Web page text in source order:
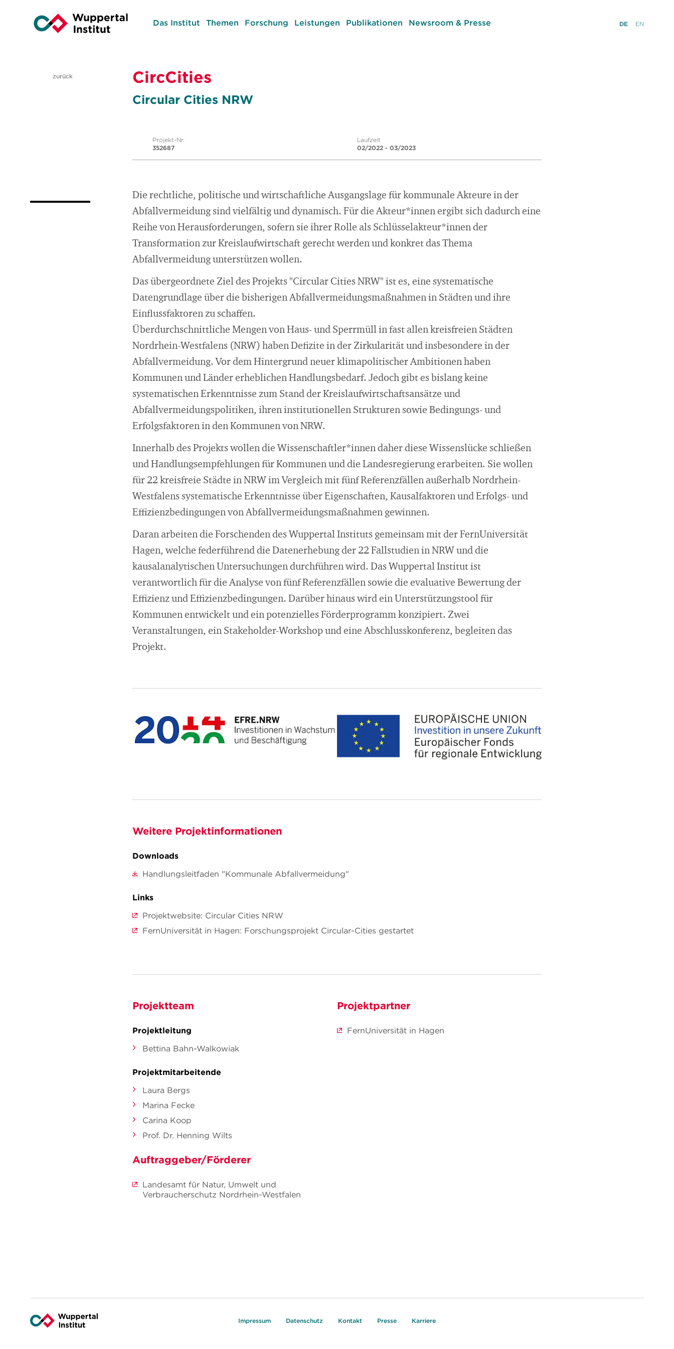
Das Institut Themen Forschung Leistungen Publikationen Newsroom & Presse DE EN
zurück CircCities
Circular Cities NRW
Projekt-Nr.
352687
Laufzeit
02/2022 - 03/2023
Die rechtliche, politische und wirtschaftliche Ausgangslage für kommunale Akteure in der
Abfallvermeidung sind vielfältig und dynamisch. Für die Akteur*innen ergibt sich dadurch eine
Reihe von Herausforderungen, sofern sie ihrer Rolle als Schlüsselakteur*innen der
Transformation zur Kreislaufwirtschaft gerecht werden und konkret das Thema
Abfallvermeidung unterstützen wollen.
Das übergeordnete Ziel des Projekts "Circular Cities NRW" ist es, eine systematische
Datengrundlage über die bisherigen Abfallvermeidungsmaßnahmen in Städten und ihre
Einflussfaktoren zu schaffen.
Überdurchschnittliche Mengen von Haus- und Sperrmüll in fast allen kreisfreien Städten
Nordrhein-Westfalens (NRW) haben Defizite in der Zirkularität und insbesondere in der
Abfallvermeidung. Vor dem Hintergrund neuer klimapolitischer Ambitionen haben
Kommunen und Länder erheblichen Handlungsbedarf. Jedoch gibt es bislang keine
systematischen Erkenntnisse zum Stand der Kreislaufwirtschaftsansätze und
Abfallvermeidungspolitiken, ihren institutionellen Strukturen sowie Bedingungs- und
Erfolgsfaktoren in den Kommunen von NRW.
Innerhalb des Projekts wollen die Wissenschaftler*innen daher diese Wissenslücke schließen
und Handlungsempfehlungen für Kommunen und die Landesregierung erarbeiten. Sie wollen
für 22 kreisfreie Städte in NRW im Vergleich mit fünf Referenzfällen außerhalb Nordrhein-
Westfalens systematische Erkenntnisse über Eigenschaften, Kausalfaktoren und Erfolgs- und
Effizienzbedingungen von Abfallvermeidungsmaßnahmen gewinnen.
Daran arbeiten die Forschenden des Wuppertal Instituts gemeinsam mit der FernUniversität
Hagen, welche federführend die Datenerhebung der 22 Fallstudien in NRW und die
kausalanalytischen Untersuchungen durchführen wird. Das Wuppertal Institut ist
verantwortlich für die Analyse von fünf Referenzfällen sowie die evaluative Bewertung der
Effizienz und Effizienzbedingungen. Darüber hinaus wird ein Unterstützungstool für
Kommunen entwickelt und ein potenzielles Förderprogramm konzipiert. Zwei
Veranstaltungen, ein Stakeholder-Workshop und eine Abschlusskonferenz, begleiten das
Projekt.
Weitere Projektinformationen
Downloads
Handlungsleitfaden "Kommunale Abfallvermeidung"
Links
Projektwebsite: Circular Cities NRW
FernUniversität in Hagen: Forschungsprojekt Circular-Cities gestartet
Projektteam
Projektleitung
Bettina Bahn-Walkowiak
Projektmitarbeitende
Laura Bergs
Marina Fecke
Carina Koop
Prof. Dr. Henning Wilts
Auftraggeber/Förderer
Landesamt für Natur, Umwelt und
Verbraucherschutz Nordrhein-Westfalen
Projektpartner
FernUniversität in Hagen
Impressum Datenschutz Kontakt Presse Karriere